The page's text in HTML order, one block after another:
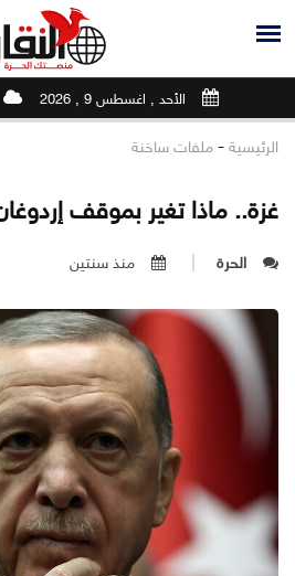
الأحد , اغسطس 9 , 2026
الرئيسية - ملفات ساخنة
غزة.. ماذا تغير بموقف
الحرة منذ سنتين